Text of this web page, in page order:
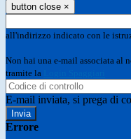
button close ×
all'indirizzo indicato con le
Non hai una e-mail associata al
tramite la
E-mail inviata, si prega di
Errore